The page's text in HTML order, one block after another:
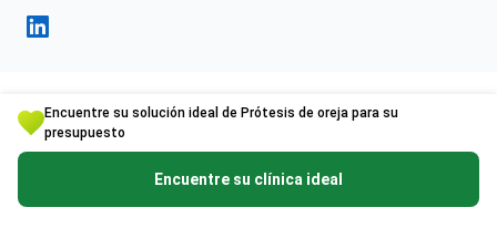
Encuentre su solución ideal de Prótesis de oreja para su
presupuesto
Encuentre su clínica ideal
Esta página puede incluir información relacionada con
diversas afecciones médicas, tratamientos y servicios
de salud disponibles en diferentes países. Tenga en